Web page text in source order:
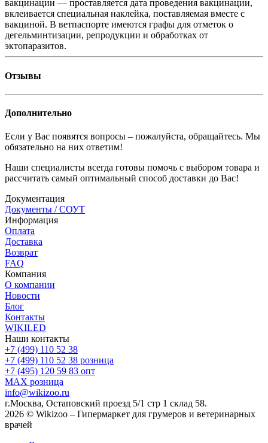
вакцинации — проставляется дата проведения вакцинации,
вклеивается специальная наклейка, поставляемая вместе с
вакциной. В ветпаспорте имеются графы для отметок о
дегельминтизации, репродукции и обработках от
эктопаразитов.
Отзывы
Дополнительно
Если у Вас появятся вопросы – пожалуйста, обращайтесь. Мы
обязательно на них ответим!
Наши специалисты всегда готовы помочь с выбором товара и
рассчитать самый оптимальный способ доставки до Вас!
Документация
Документы / СОУТ
Информация
Оплата
Доставка
Возврат
FAQ
Компания
О компании
Новости
Блог
Контакты
WIKILED
Наши контакты
+7 (499) 110 52 38
+7 (499) 110 52 38 розница
+7 (495) 120 59 83 опт
MAX розница
info@wikizoo.ru
г.Москва, Остаповский проезд 5/1 стр 1 склад 58.
2026 © Wikizoo – Гипермаркет для грумеров и ветеринарных
врачей